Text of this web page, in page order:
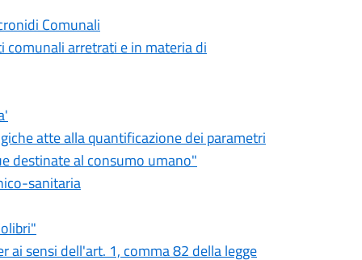
Comunali
comunali arretrati e in materia di
atte alla quantificazione dei parametri
destinate al consumo umano"
sanitaria
sensi dell'art. 1, comma 82 della legge